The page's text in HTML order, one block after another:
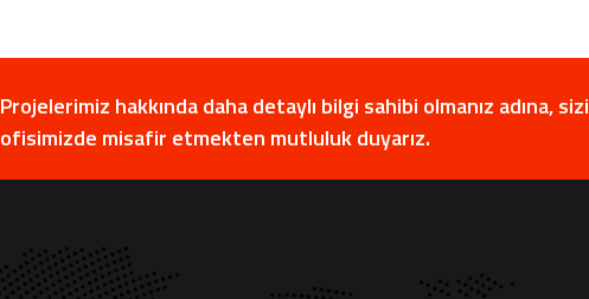
Projelerimiz hakkında daha detaylı bilgi sahibi olmanız adına, sizi
ofisimizde misafir etmekten mutluluk duyarız.